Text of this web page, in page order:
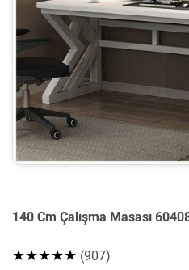
140 Cm Çalışma Masası
★★★★★ (907)